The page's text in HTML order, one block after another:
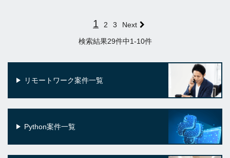
1 2 3 Next
検索結果29件中1-10件
リモートワーク案件一覧
Python案件一覧